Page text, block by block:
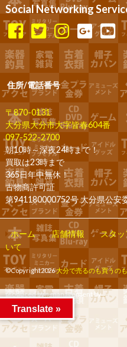
Social Networking
住所/電話番号
〒870-0131
大分県大分市大字皆春604番
097-522-2700
朝10時～深夜24時まで！
買取は23時まで
365日年中無休！
古物商許可証
第941180000752号 大分県公安
ホーム 店舗情報 スタ
いて
©Copyright2026大分で売るのも買うの
produced by...management by...
Translate »